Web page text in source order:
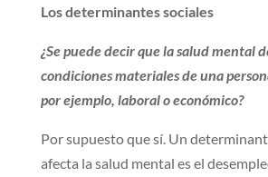
Los determinantes sociales
¿Se puede decir que la salud mental
condiciones materiales de una
por ejemplo, laboral o económico?
Por supuesto que sí. Un
afecta la salud mental es el